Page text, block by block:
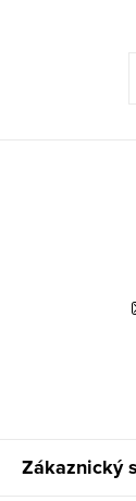
Zákaznický